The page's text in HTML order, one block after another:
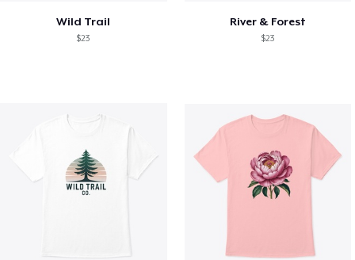
Wild Trail
$23
River & Forest
$23